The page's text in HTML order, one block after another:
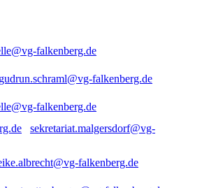
falkenberg.de
gudrun.schraml@vg-falkenberg.de
falkenberg.de
sekretariat.malgersdorf@vg-
falkenberg.de